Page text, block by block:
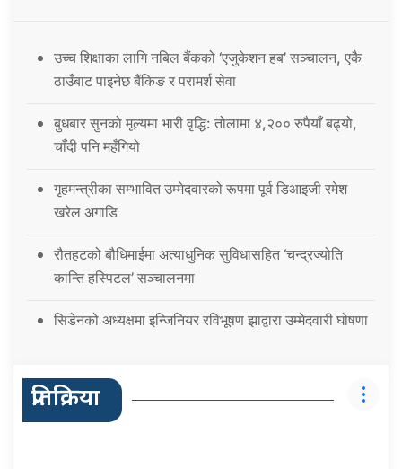
उच्च शिक्षाका लागि नबिल बैंकको ‘एजुकेशन हब’ सञ्चालन, एकै
ठाउँबाट पाइनेछ बैंकिङ र परामर्श सेवा
बुधबार सुनको मूल्यमा भारी वृद्धि: तोलामा ४,२०० रुपैयाँ बढ्यो,
चाँदी पनि महँगियो
गृहमन्त्रीका सम्भावित उम्मेदवारको रूपमा पूर्व डिआइजी रमेश
खरेल अगाडि
रौतहटको बौधिमाईमा अत्याधुनिक सुविधासहित ‘चन्द्रज्योति
कान्ति हस्पिटल’ सञ्चालनमा
सिडेनको अध्यक्षमा इन्जिनियर रविभूषण झाद्वारा उम्मेदवारी घोषणा
प्रतिक्रिया